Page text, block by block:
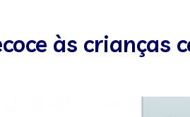
às crianças